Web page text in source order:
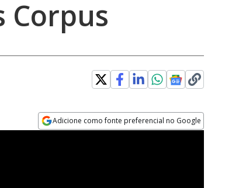
Corpus
Adicione como fonte preferencial no Google